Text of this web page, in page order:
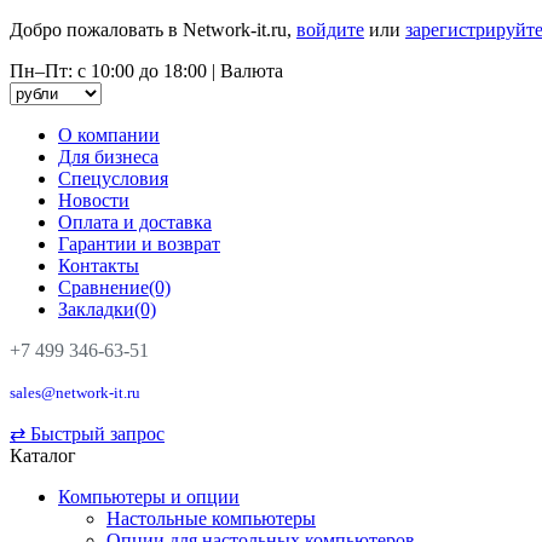
Добро пожаловать в Network-it.ru, войдите или
Пн–Пт: с 10:00 до 18:00 | Валюта
О компании
Для бизнеса
Спецусловия
Новости
Оплата и доставка
Гарантии и возврат
Контакты
Сравнение(0)
Закладки(0)
+7 499 346-63-51
sales@network-it.ru
⇄ Быстрый запрос
Каталог
Компьютеры и опции
Настольные компьютеры